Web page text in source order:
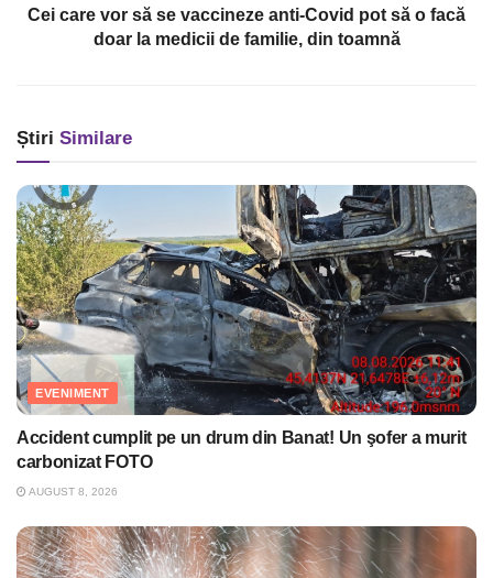
Cei care vor să se vaccineze anti-Covid pot să o facă
doar la medicii de familie, din toamnă
Știri Similare
EVENIMENT
Accident cumplit pe un drum din Banat! Un şofer a murit
carbonizat FOTO
AUGUST 8, 2026